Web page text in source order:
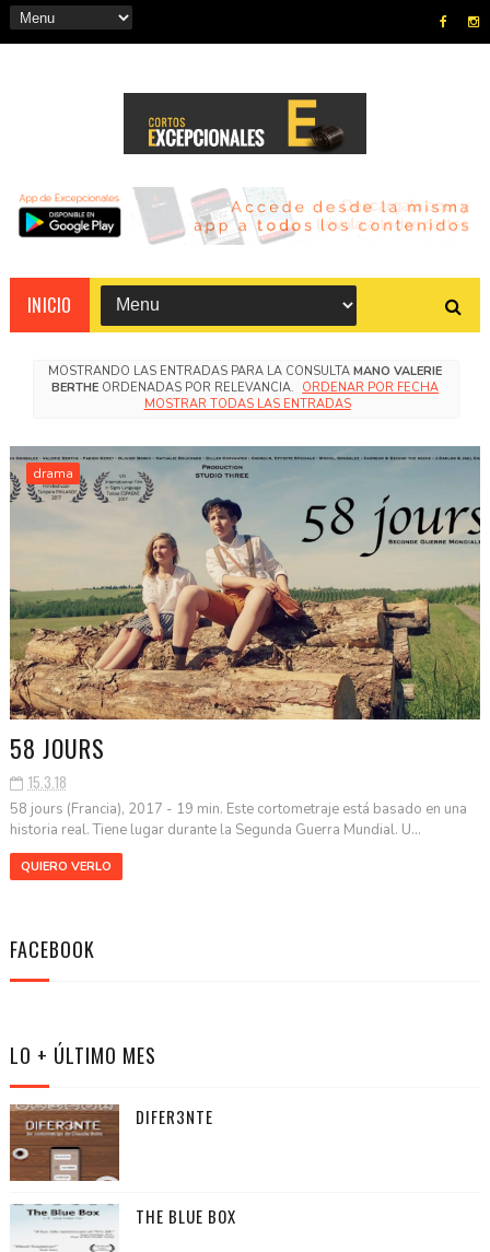
INICIO
MOSTRANDO LAS ENTRADAS PARA LA CONSULTA MANO VALERIE
BERTHEORDENADAS POR RELEVANCIA. ORDENAR POR FECHA
MOSTRAR TODAS LAS ENTRADAS
drama
58 JOURS
15.3.18
58 jours (Francia), 2017 - 19 min. Este cortometraje está basado en una
historia real. Tiene lugar durante la Segunda Guerra Mundial. U...
QUIERO VERLO
FACEBOOK
LO + ÚLTIMO MES
DIFER3NTE
THE BLUE BOX